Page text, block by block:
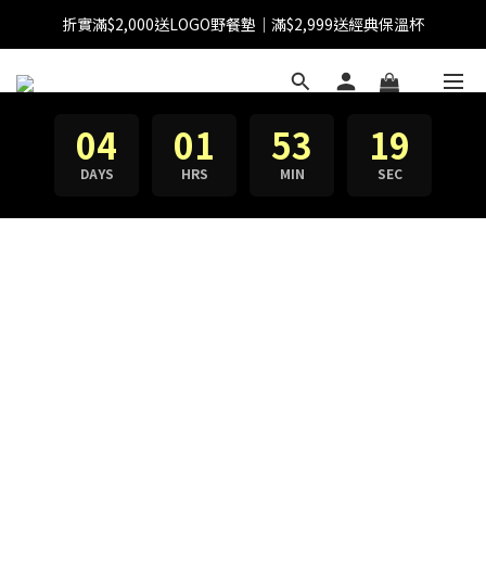
【FINAL SALE】指定商品低至38折
折實滿$2,000送LOGO野餐墊｜滿$2,999送經典保溫杯
【FINAL SALE】全單免運費
04
DAYS
01
HRS
53
MIN
19
SEC